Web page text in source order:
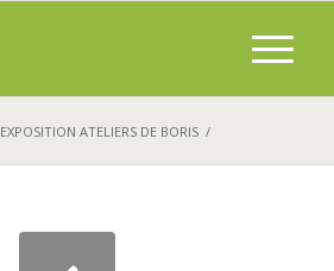
EXPOSITION ATELIERS DE BORIS /